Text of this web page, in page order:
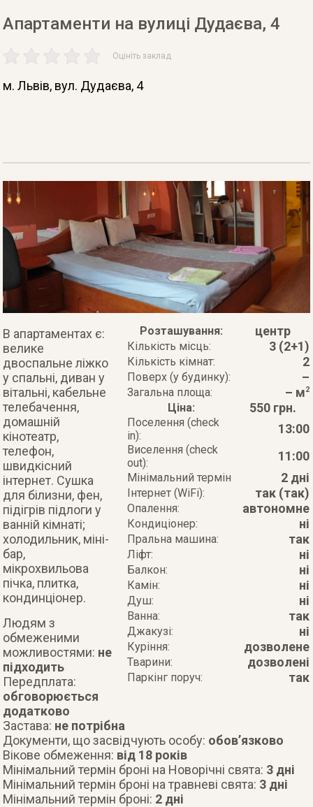
Апартаменти на вулиці Дудаєва, 4
Оцініть заклад
м. Львів, вул. Дудаєва, 4
Розташування: центр
Кількість місць: 3 (2+1)
Кількість кімнат: 2
Поверх (у будинку): –
Загальна площа: – м2
Ціна: 550 грн.
Поселення (check
in):
13:00
Виселення (check
out):
11:00
Мінімальний термін 2 дні
Інтернет (WiFi): так (так)
Опалення: автономне
Кондиціонер: ні
Пральна машина: так
Ліфт: ні
Балкон: ні
Камін: ні
Душ: ні
Ванна: так
Джакузі: ні
Куріння: дозволене
Тварини: дозволені
Паркінг поруч: так
В апартаментах є:
велике
двоспальне ліжко
у спальні, диван у
вітальні, кабельне
телебачення,
домашній
кінотеатр,
телефон,
швидкісний
інтернет. Сушка
для білизни, фен,
підігрів підлоги у
ванній кімнаті;
холодильник, міні-
бар,
мікрохвильова
пічка, плитка,
кондинціонер.
Людям з
обмеженими
можливостями: не
підходить
Передплата:
обговорюється
додатково
Застава: не потрібна
Документи, що засвідчують особу: обов’язково
Вікове обмеження: від 18 років
Мінімальний термін броні на Новорічні свята: 3 дні
Мінімальний термін броні на травневі свята: 3 дні
Мінімальний термін броні: 2 дні